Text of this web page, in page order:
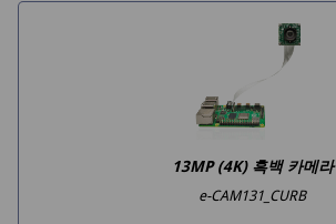
13MP (4K) 흑백 카메라
e-CAM131_CURB